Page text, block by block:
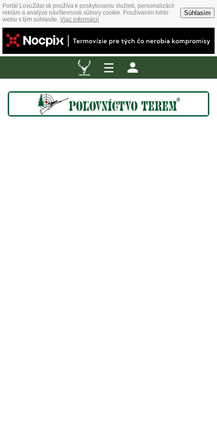
Portál LovuZdar.sk používa k poskytovaniu služieb, personalizácii
reklám a analýze návštevnosti súbory cookie. Používaním tohto
webu s tým súhlasíte. Viac informácií
Súhlasím
☰